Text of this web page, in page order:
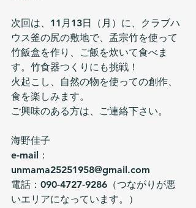
次回は、11月13日（月）に、クラブハ
ウス釜の尻の敷地で、孟宗竹を使って
竹飯盒を作り、ご飯を炊いて食べま
す。竹食器つくりにも挑戦！
火起こし、自然の物を使っての創作、
食を楽しみます。
ご興味のある方は、ご連絡下さい。
海野佳子
e-mail：
unmama25251958@gmail.com
電話：090-4727-9286（つながりが悪
いエリアになっています。）